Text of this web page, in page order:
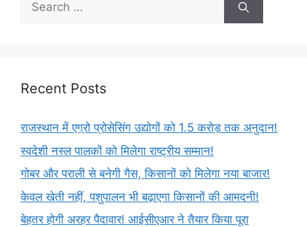
Recent Posts
राजस्थान में एग्रो प्रोसेसिंग उद्योगों को 1.5 करोड़ तक अनुदान!
स्वदेशी नस्ल पालकों को मिलेगा राष्ट्रीय सम्मान!
गोबर और पराली से बनेगी गैस, किसानों को मिलेगा नया बाजार!
केवल खेती नहीं, पशुपालन भी बढ़ाएगा किसानों की आमदनी!
बेहतर होगी अरहर पैदावार! आईसीएआर ने तैयार किया पूरा